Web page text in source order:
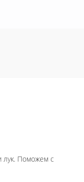
лук. Поможем с